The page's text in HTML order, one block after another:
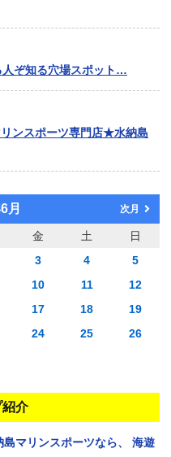
ぞ知る穴場スポット…
ンスポーツ専門店★水納島
月 次月
金 土
日
3 4
5
10 11
12
17 18
19
24 25
26
紹介
島マリンスポーツなら、
海遊